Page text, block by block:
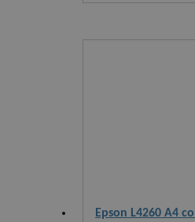
Epson L4260 A4